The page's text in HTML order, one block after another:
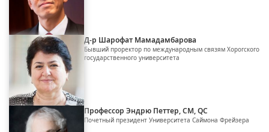
Д-р Шарофат Мамадамбарова
Бывший проректор по международным связям Хорогского
государственного университета
Профессор Эндрю Петтер, CM, QC
Почетный президент Университета Саймона Фрейзера